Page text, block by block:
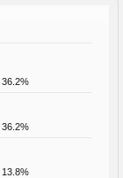
36.2%
36.2%
13.8%